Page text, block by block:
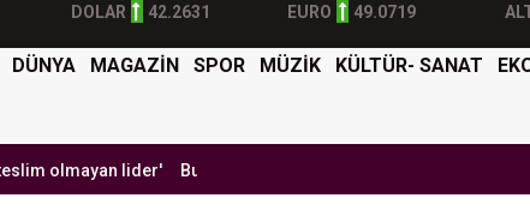
DOLAR 42.2631 EURO 49.0719
DÜNYA MAGAZİN SPOR MÜZİK KÜLTÜR- SANAT
lider' Burak Yılmaz'dan Mehmet Ekici'ye gel çağrısı BTK